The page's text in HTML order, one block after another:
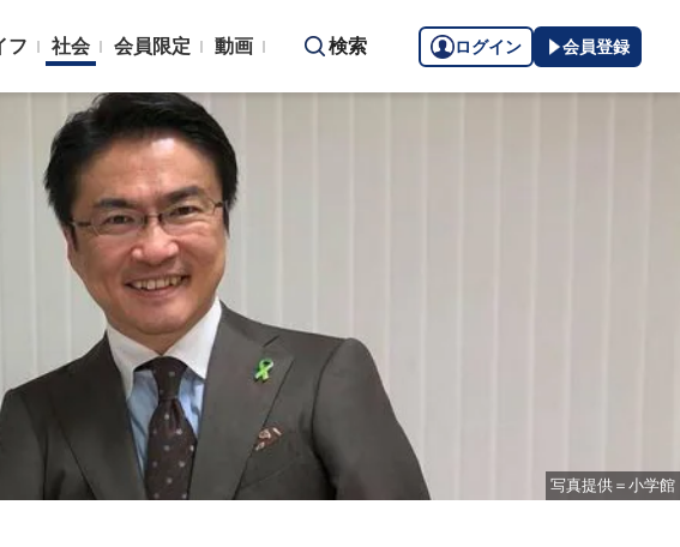
フ 社会 会員限定 動画 検索 ログイン 会員登録
写真提供＝小学館